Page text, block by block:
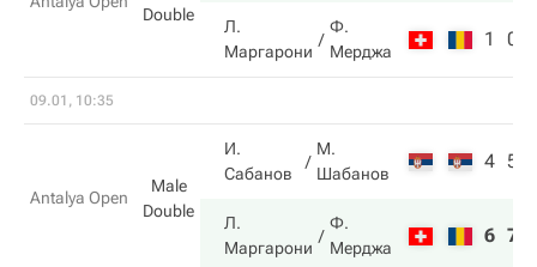
Double
Л.
Маргарони
Ф.
Мерджа
1 0
09.01, 10:35
Antalya Open
Male
Double
И.
Сабанов
М.
Шабанов
4 5
Л.
Маргарони
Ф.
Мерджа
6 7